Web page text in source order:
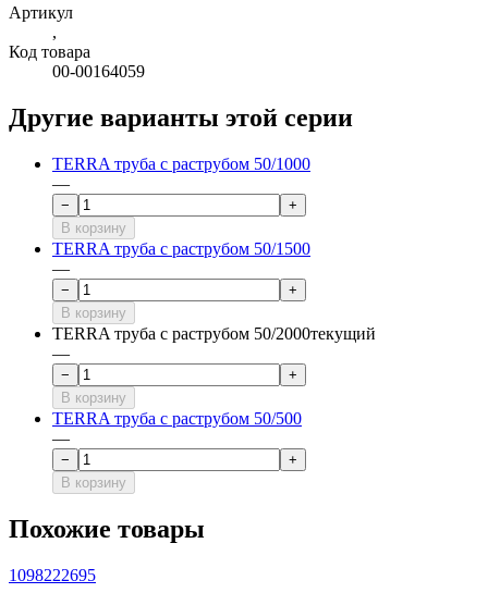
Артикул
,
Код товара
00-00164059
Другие варианты этой серии
TERRA труба с раструбом 50/1000
—
−
+
В корзину
TERRA труба с раструбом 50/1500
—
−
+
В корзину
TERRA труба с раструбом 50/2000текущий
—
−
+
В корзину
TERRA труба с раструбом 50/500
—
−
+
В корзину
Похожие товары
1098222695